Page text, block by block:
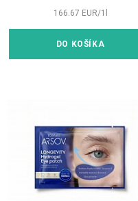
166.67 EUR/1
DO KOŠÍKA